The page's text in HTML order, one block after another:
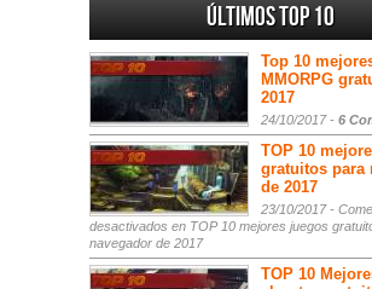
Últimos Top 10
Top 10
MMORPG
2017
24/10/2017 - 6
TOP 10
gratuitos para
de 2017
23/10/2017 -
desactivados en TOP 10 mejores juegos
navegador de 2017
TOP 10